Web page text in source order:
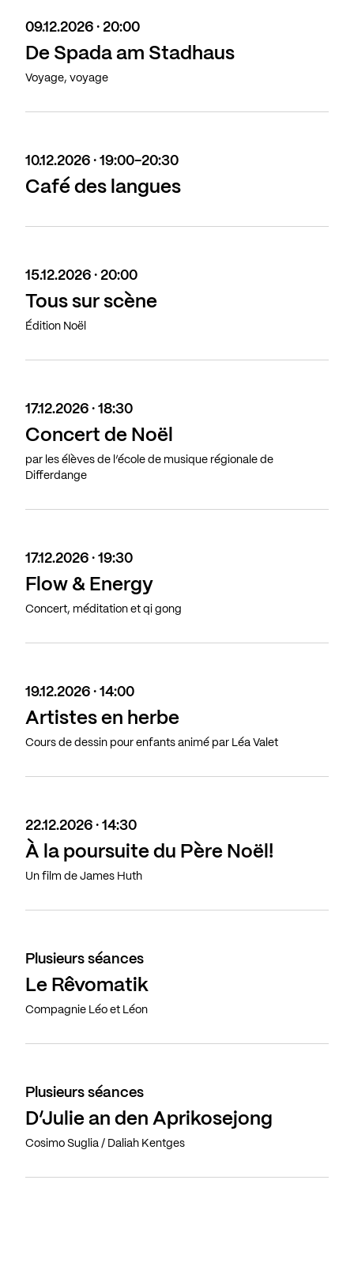
09.12.2026 · 20:00
De Spada am Stadhaus
Voyage, voyage
10.12.2026 · 19:00-20:30
Café des langues
15.12.2026 · 20:00
Tous sur scène
Édition Noël
17.12.2026 · 18:30
Concert de Noël
par les élèves de l’école de musique régionale de
Differdange
17.12.2026 · 19:30
Flow & Energy
Concert, méditation et qi gong
19.12.2026 · 14:00
Artistes en herbe
Cours de dessin pour enfants animé par Léa Valet
22.12.2026 · 14:30
À la poursuite du Père Noël!
Un film de James Huth
Plusieurs séances
Le Rêvomatik
Compagnie Léo et Léon
Plusieurs séances
D’Julie an den Aprikosejong
Cosimo Suglia / Daliah Kentges